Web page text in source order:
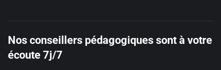
Nos conseillers pédagogiques sont à votre
écoute 7j/7